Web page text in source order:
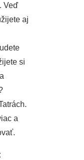
Veď
aj
si
.
a